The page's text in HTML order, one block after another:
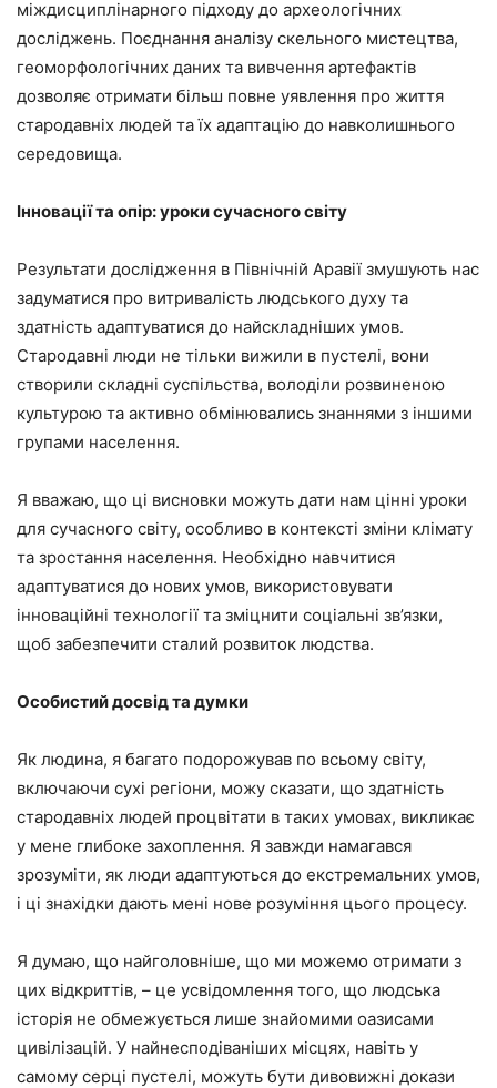
міждисциплінарного підходу до археологічних
досліджень. Поєднання аналізу скельного мистецтва,
геоморфологічних даних та вивчення артефактів
дозволяє отримати більш повне уявлення про життя
стародавніх людей та їх адаптацію до навколишнього
середовища.
Інновації та опір: уроки сучасного світу
Результати дослідження в Північній Аравії змушують нас
задуматися про витривалість людського духу та
здатність адаптуватися до найскладніших умов.
Стародавні люди не тільки вижили в пустелі, вони
створили складні суспільства, володіли розвиненою
культурою та активно обмінювались знаннями з іншими
групами населення.
Я вважаю, що ці висновки можуть дати нам цінні уроки
для сучасного світу, особливо в контексті зміни клімату
та зростання населення. Необхідно навчитися
адаптуватися до нових умов, використовувати
інноваційні технології та зміцнити соціальні зв’язки,
щоб забезпечити сталий розвиток людства.
Особистий досвід та думки
Як людина, я багато подорожував по всьому світу,
включаючи сухі регіони, можу сказати, що здатність
стародавніх людей процвітати в таких умовах, викликає
у мене глибоке захоплення. Я завжди намагався
зрозуміти, як люди адаптуються до екстремальних умов,
і ці знахідки дають мені нове розуміння цього процесу.
Я думаю, що найголовніше, що ми можемо отримати з
цих відкриттів, – це усвідомлення того, що людська
історія не обмежується лише знайомими оазисами
цивілізацій. У найнесподіваніших місцях, навіть у
самому серці пустелі, можуть бути дивовижні докази